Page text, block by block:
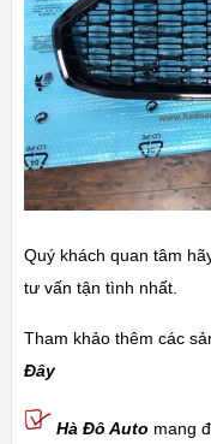
Quý khách quan tâm
tư vấn tận tình nhất.
Tham khảo thêm các
Đây
Hà Đô Auto mang